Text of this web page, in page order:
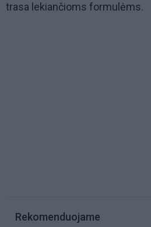
trasa lekiančioms formulėms.
Rekomenduojame